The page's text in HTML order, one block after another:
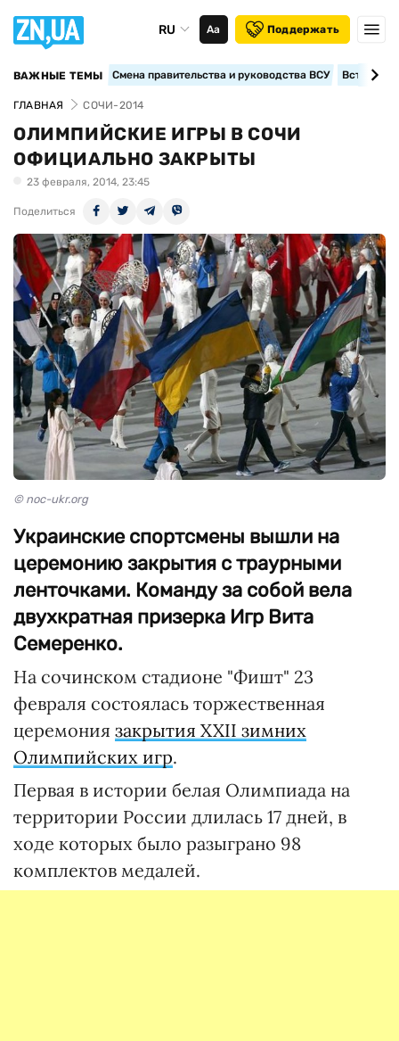
RU Аа Поддержать
ВАЖНЫЕ ТЕМЫ Смена правительства и руководства ВСУ
ГЛАВНАЯ СОЧИ-2014
ОЛИМПИЙСКИЕ ИГРЫ В СОЧИ
ОФИЦИАЛЬНО ЗАКРЫТЫ
23 февраля, 2014, 23:45
Поделиться
© noc-ukr.org
Украинские спортсмены вышли на
церемонию закрытия с траурными
ленточками. Команду за собой вела
двухкратная призерка Игр Вита
Семеренко.
На сочинском стадионе "Фишт" 23
февраля состоялась торжественная
церемония закрытия XXII зимних
Олимпийских игр.
Первая в истории белая Олимпиада на
территории России длилась 17 дней, в
ходе которых было разыграно 98
комплектов медалей.